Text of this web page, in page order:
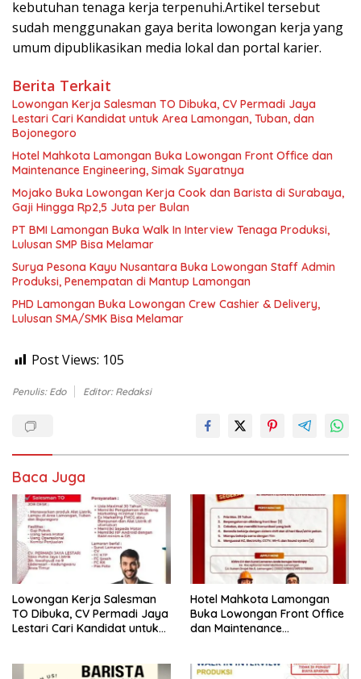
kebutuhan tenaga kerja terpenuhi.Artikel tersebut
sudah menggunakan gaya berita lowongan kerja yang
umum dipublikasikan media lokal dan portal karier.
Berita Terkait
Lowongan Kerja Salesman TO Dibuka, CV Permadi Jaya
Lestari Cari Kandidat untuk Area Lamongan, Tuban, dan
Bojonegoro
Hotel Mahkota Lamongan Buka Lowongan Front Office dan
Maintenance Engineering, Simak Syaratnya
Mojako Buka Lowongan Kerja Cook dan Barista di Surabaya,
Gaji Hingga Rp2,5 Juta per Bulan
PT BMI Lamongan Buka Walk In Interview Tenaga Produksi,
Lulusan SMP Bisa Melamar
Surya Pesona Kayu Nusantara Buka Lowongan Staff Admin
Produksi, Penempatan di Mantup Lamongan
PHD Lamongan Buka Lowongan Crew Cashier & Delivery,
Lulusan SMA/SMK Bisa Melamar
Post Views: 105
Penulis: Edo Editor: Redaksi
Baca Juga
Lowongan Kerja Salesman
TO Dibuka, CV Permadi Jaya
Lestari Cari Kandidat untuk
Hotel Mahkota Lamongan
Buka Lowongan Front Office
dan Maintenance